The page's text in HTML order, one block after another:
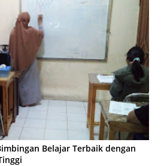
Belajar Terbaik dengan